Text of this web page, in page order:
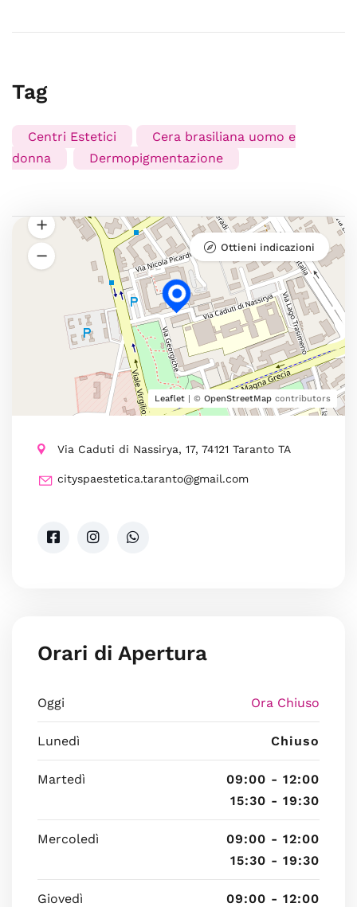
Tag
Centri Estetici
Cera brasiliana uomo e
donna
Dermopigmentazione
Leaflet | © OpenStreetMap contributors
Ottieni indicazioni
Via Caduti di Nassirya, 17, 74121 Taranto TA
cityspaestetica.taranto@gmail.com
Orari di Apertura
Oggi Ora Chiuso
Lunedì Chiuso
Martedì
09:00 - 12:00
15:30 - 19:30
Mercoledì
09:00 - 12:00
15:30 - 19:30
Giovedì
09:00 - 12:00